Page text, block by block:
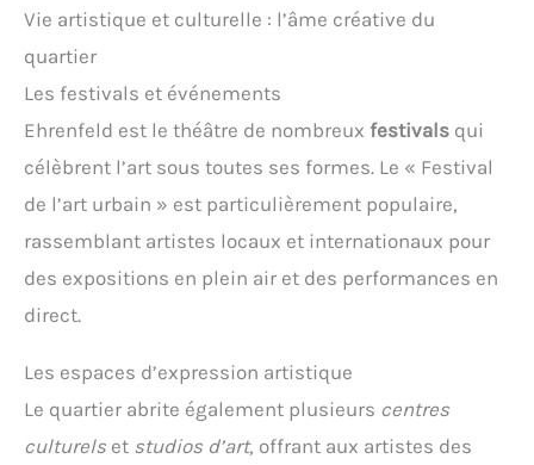
Vie artistique et culturelle : l’âme créative du
quartier
Les festivals et événements
Ehrenfeld est le théâtre de nombreux festivals qui
célèbrent l’art sous toutes ses formes. Le « Festival
de l’art urbain » est particulièrement populaire,
rassemblant artistes locaux et internationaux pour
des expositions en plein air et des performances en
direct.
Les espaces d’expression artistique
Le quartier abrite également plusieurs centres
culturels et studios d’art, offrant aux artistes des